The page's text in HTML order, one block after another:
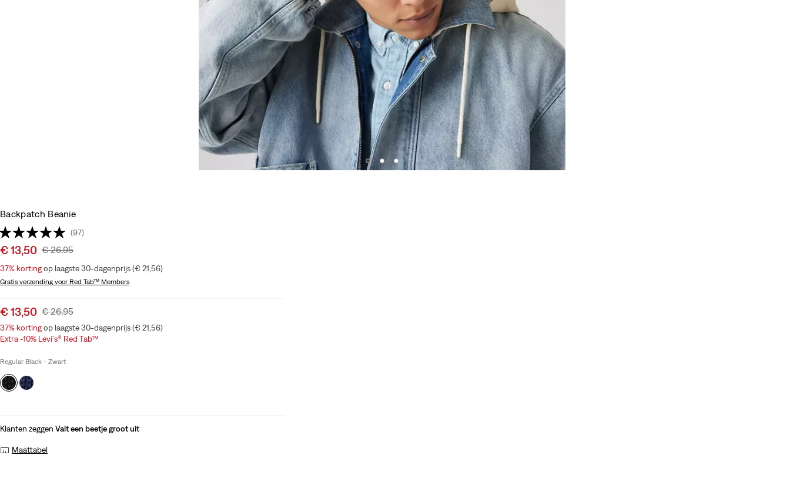
Backpatch Beanie
(97)
Sale
is
€ 13,50 Original
Was
€ 26,95
37% kortingop laagste 30-dagenprijs (€ 21,56)
Gratis verzending voor Red Tab™ Members
Sale
price
is
€ 13,50 Original
Price
Was
€ 26,95
37% kortingop laagste 30-dagenprijs (€ 21,56)
Extra -10% Levi's® Red Tab™
Regular Black - Zwart
Klanten zeggen Valt een beetje groot uit
Maattabel